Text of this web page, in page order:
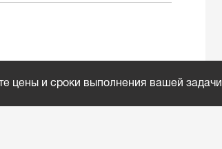
цены и сроки выполнения вашей задачи